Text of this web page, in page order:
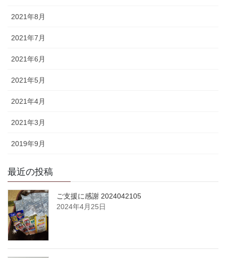
2021年8月
2021年7月
2021年6月
2021年5月
2021年4月
2021年3月
2019年9月
最近の投稿
ご支援に感謝 2024042105
2024年4月25日